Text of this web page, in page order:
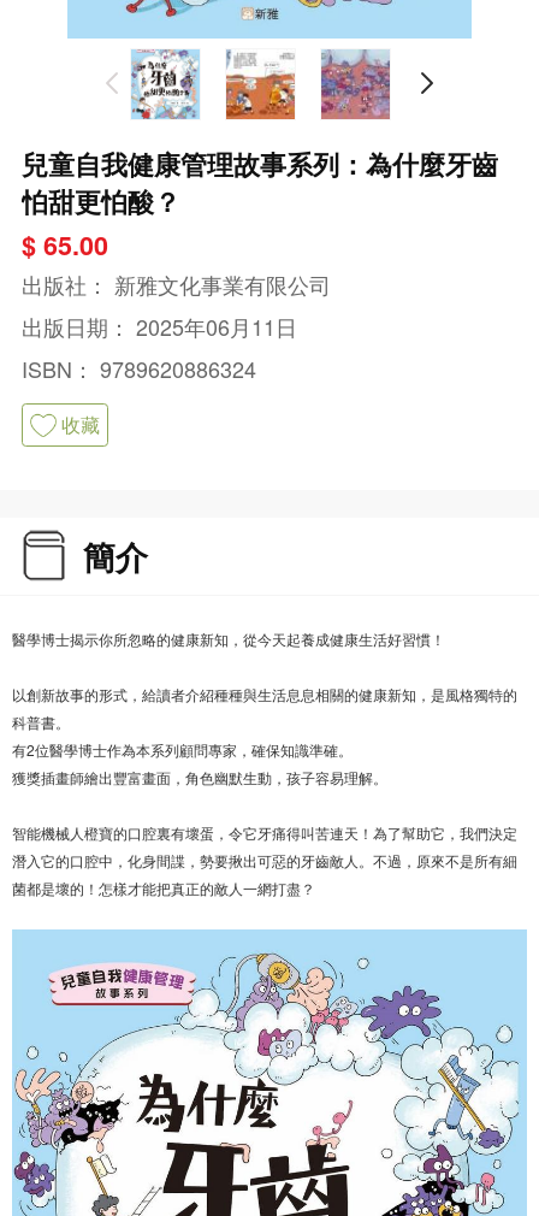
兒童自我健康管理故事系列：為什麼牙齒
怕甜更怕酸？
$ 65.00
出版社： 新雅文化事業有限公司
出版日期： 2025年06月11日
ISBN： 9789620886324
收藏
簡介
醫學博士揭示你所忽略的健康新知，從今天起養成健康生活好習慣！
以創新故事的形式，給讀者介紹種種與生活息息相關的健康新知，是風格獨特的
科普書。
有2位醫學博士作為本系列顧問專家，確保知識準確。
獲獎插畫師繪出豐富畫面，角色幽默生動，孩子容易理解。
智能機械人橙寶的口腔裏有壞蛋，令它牙痛得叫苦連天！為了幫助它，我們決定
潛入它的口腔中，化身間諜，勢要揪出可惡的牙齒敵人。不過，原來不是所有細
菌都是壞的！怎樣才能把真正的敵人一網打盡？